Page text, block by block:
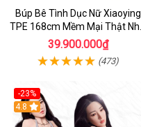
Búp Bê Tình Dục Nữ Xiaoying
TPE 168cm Mềm Mại Thật Như
Người Chơi
39.900.000₫
(473)
-23%
4.8